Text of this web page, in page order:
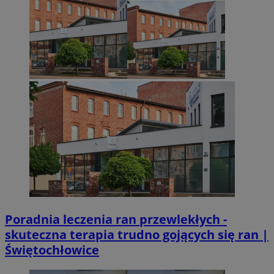
Poradnia leczenia ran przewlekłych -
skuteczna terapia trudno gojących się ran |
Świętochłowice
QeSessID sosnowiecki.pl
MvSessID sosnowiecki.pl
euds .rfihub.com
VISITOR_PRIVACY_METADATA
YouTube
.youtube.com